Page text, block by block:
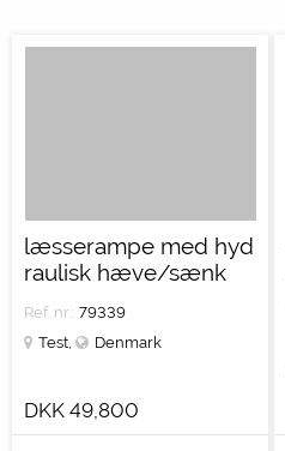
læsserampe med hyd
raulisk hæve/sænk
Ref. nr.: 79339
Test
Denmark
DKK 49,800